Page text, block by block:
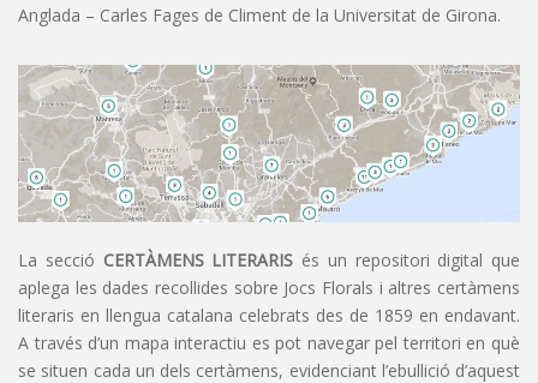
Anglada – Carles Fages de Climent de la Universitat de Girona.
La secció CERTÀMENS LITERARIS és un repositori digital que
aplega les dades recollides sobre Jocs Florals i altres certàmens
literaris en llengua catalana celebrats des de 1859 en endavant.
A través d’un mapa interactiu es pot navegar pel territori en què
se situen cada un dels certàmens, evidenciant l’ebullició d’aquest